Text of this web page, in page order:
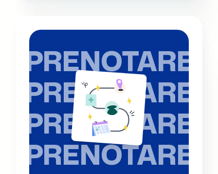
PRENOTARE
PRENOTARE
PRENOTARE
PRENOTARE